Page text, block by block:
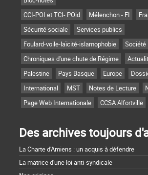
CCI-POI et TCI- POid
Mélenchon - FI
Sécurité sociale
Services publics
Foulard-voile-laïcité-islamophobie
Société
Chroniques d'une chute de Régime
Palestine
Pays Basque Europe
International
MST Notes de Lecture
Page Web Internationale
CCSA Alfortville
Des archives toujours
La Charte d'Amiens : un acquis à défendre
La matrice d'une loi anti-syndicale